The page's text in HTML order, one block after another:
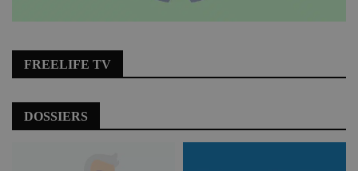
FREELIFE TV
DOSSIERS